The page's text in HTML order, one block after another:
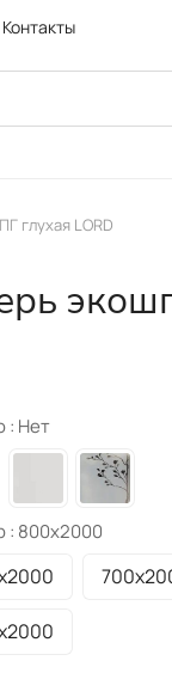
Контакты
глухая LORD
: Нет
: 800х2000